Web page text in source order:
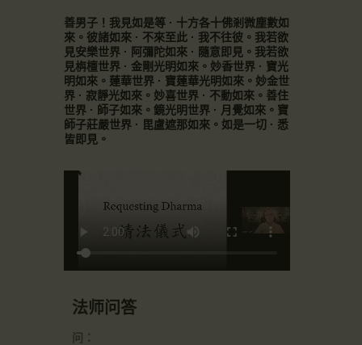
善男子！我見如是等 · 十方各十佛剎微塵數如
來。彼諸如來 · 不來至此 · 我不往彼。我若欲
見安樂世界 · 阿彌陀如來 · 隨意即見。我若欲
見栴檀世界 · 金剛光明如來。妙香世界 · 寶光
明如來。蓮華世界 · 寶蓮華光明如來。妙金世
界 · 寂靜光如來。妙喜世界 · 不動如來。善住
世界 · 師子如來。鏡光明世界 · 月覺如來。寶
師子莊嚴世界 · 毘盧遮那如來。如是一切 · 悉
皆即見。
法师问答
问：